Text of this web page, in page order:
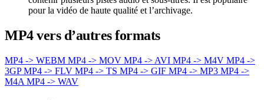
pour la vidéo de haute qualité et l’archivage.
MP4 vers d’autres formats
MP4 -> WEBM MP4 -> MOV MP4 -> AVI MP4 -> M4V MP4 ->
3GPMP4 -> FLV MP4 -> TS MP4 -> GIF MP4 -> MP3 MP4 ->
M4A MP4 -> WAV